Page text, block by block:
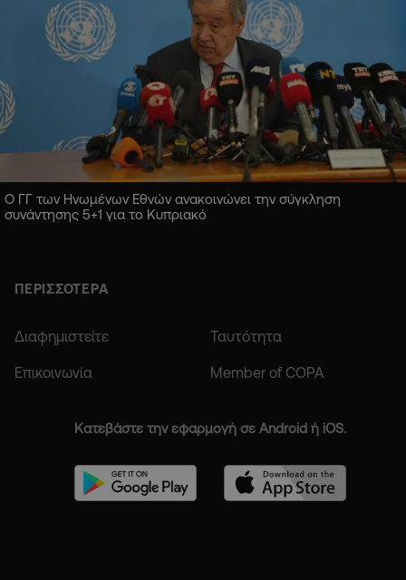
Ο ΓΓ των Ηνωμένων Εθνών ανακοινώνει την σύγκληση
συνάντησης 5+1 για το Κυπριακό
ΠΕΡΙΣΣΟΤΕΡΑ
Διαφημιστείτε Ταυτότητα
Επικοινωνία Member of COPA
Κατεβάστε την εφαρμογή σε Android ή iOS.